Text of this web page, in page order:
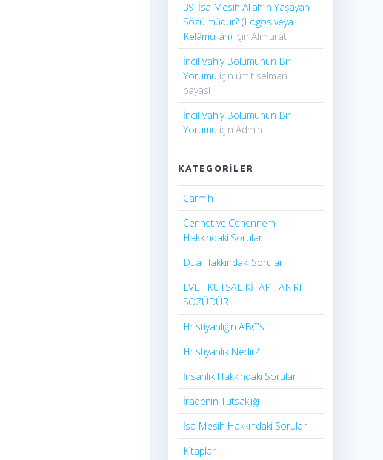
39. İsa Mesih Allah’ın Yaşayan
Sözü müdür? (Logos veya
Kelâmullah) içinAlimurat
İncil Vahiy Bölümünün Bir
Yorumu için ümit selman
payaslı
İncil Vahiy Bölümünün Bir
Yorumu içinAdmin
KATEGORILER
Çarmıh​
Cennet ve Cehennem
Hakkındaki Sorular
Dua Hakkındaki Sorular
EVET KUTSAL KİTAP TANRI
SÖZÜDÜR
Hristiyanlığın ABC'si
Hristiyanlık Nedir?
İnsanlık Hakkındaki Sorular
İradenin Tutsaklığı​
İsa Mesih Hakkındaki Sorular
Kitaplar